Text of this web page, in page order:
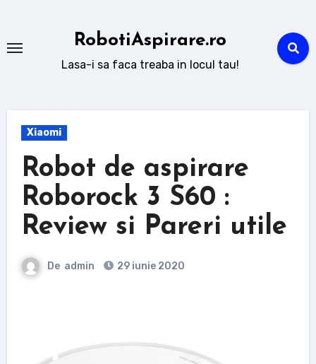
conținut
RobotiAspirare.ro
Lasa-i sa faca treaba in locul tau!
Xiaomi
Robot de aspirare
Roborock 3 S60 :
Review si Pareri utile
De admin 29 iunie 2020